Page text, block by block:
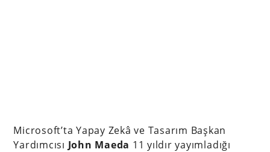
Microsoft’ta Yapay Zekâ ve Tasarım Başkan
Yardımcısı John Maeda 11 yıldır yayımladığı